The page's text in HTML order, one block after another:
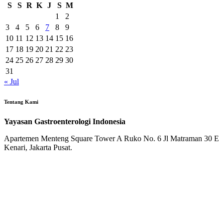
S
S R K J S M
1
2
3
4 5 6 7 8
9
10 11 12 13 14 15 16
17 18 19 20 21 22 23
24 25 26 27 28 29 30
31
« Jul
Tentang Kami
Yayasan Gastroenterologi Indonesia
Apartemen Menteng Square Tower A Ruko No. 6 Jl Matraman 30 E
Kenari, Jakarta Pusat.